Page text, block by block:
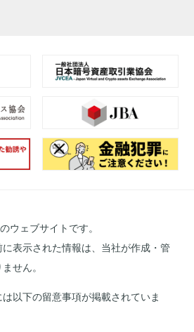
ウェブサイトです。
表示された情報は、当社が作成・管
せん。
以下の留意事項が掲載されていま